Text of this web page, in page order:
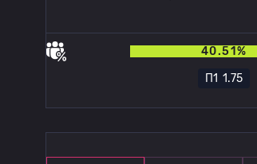
40.51%
П11.75